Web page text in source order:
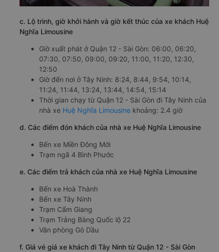
c. Lộ trình, giờ khởi hành và giờ kết thúc của xe khách Huệ
Nghĩa Limousine
Giờ xuất phát ở Quận 12 - Sài Gòn: 06:00, 06:20,
07:30, 07:50, 09:00, 09:20, 11:00, 11:20, 12:30,
12:50
Giờ đến nơi ở Tây Ninh: 8:24, 8:44, 9:54, 10:14,
11:24, 11:44, 13:24, 13:44, 14:54, 15:14
Thời gian chạy từ Quận 12 - Sài Gòn đi Tây Ninh của
nhà xe Huệ Nghĩa Limousine khoảng: 2.4 giờ
d. Các điểm đón khách của nhà xe Huệ Nghĩa Limousine
Bến xe Miền Đông Mới
Trạm ngã 4 Bình Phước
e. Các điểm trả khách của nhà xe Huệ Nghĩa Limousine
Bến xe Hoà Thành
Bến xe Tây Ninh
Trạm Cẩm Giang
Trạm Trảng Bàng Quốc lộ 22
Văn phòng Gò Dầu
f. Giá vé giá xe khách đi Tây Ninh từ Quận 12 - Sài Gòn